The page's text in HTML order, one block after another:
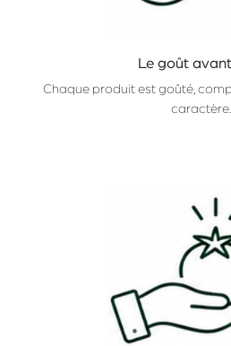
Le goût
Chaque produit est goûté,
caractère.